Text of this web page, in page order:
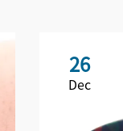
26
Dec